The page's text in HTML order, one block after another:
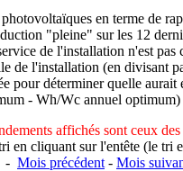
en terme de
"pleine" sur les 12
de l'installation n'est
de l'installation (en divisant
pour déterminer quelle
- Wh/Wc annuel
affichés sont ceux
en cliquant sur l'entête (le tri
- Mois précédent - Mois